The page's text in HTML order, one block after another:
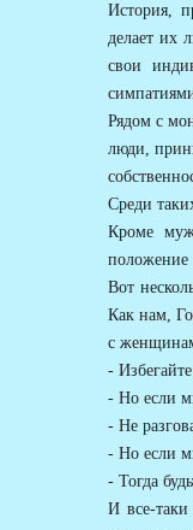
История,
делает их
свои
Рядом с
люди,
Среди
Кроме
положение
Вот
Как нам,
с
-
- Но если
- Не
- Но если
- Тогда
И все-